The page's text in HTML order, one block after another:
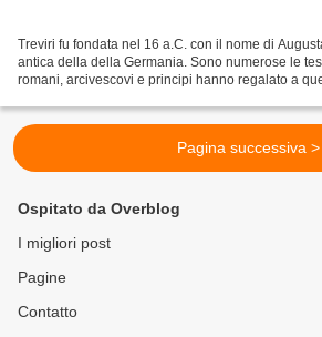
Treviri fu fondata nel 16 a.C. con il nome di
antica della della Germania. Sono numerose le
romani, arcivescovi e principi hanno regalato a
Pagina successiva >
Ospitato da Overblog
I migliori post
Pagine
Contatto